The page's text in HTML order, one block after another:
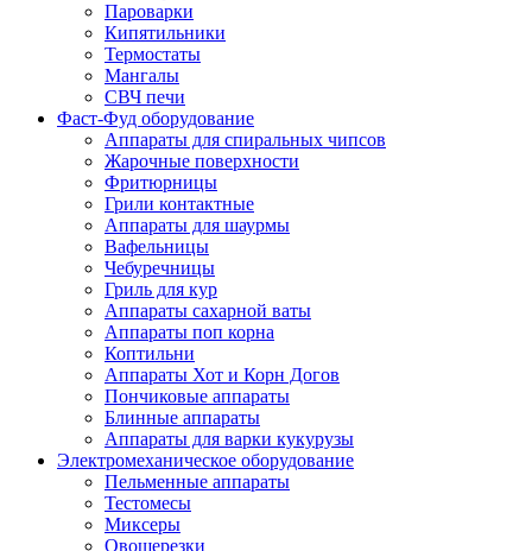
Пароварки
Кипятильники
Термостаты
Мангалы
СВЧ печи
Фаст-Фуд оборудование
Аппараты для спиральных чипсов
Жарочные поверхности
Фритюрницы
Грили контактные
Аппараты для шаурмы
Вафельницы
Чебуречницы
Гриль для кур
Аппараты сахарной ваты
Аппараты поп корна
Коптильни
Аппараты Хот и Корн Догов
Пончиковые аппараты
Блинные аппараты
Аппараты для варки кукурузы
Электромеханическое оборудование
Пельменные аппараты
Тестомесы
Миксеры
Овощерезки